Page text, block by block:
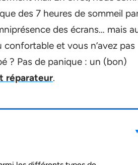
des 7 heures de sommeil
des écrans… mais
et vous n’avez pas
? Pas de panique : un (bon)
réparateur.